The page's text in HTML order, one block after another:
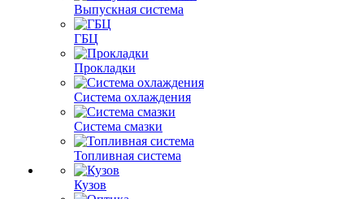
Выпускная система
ГБЦ
Прокладки
Система охлаждения
Система смазки
Топливная система
Кузов